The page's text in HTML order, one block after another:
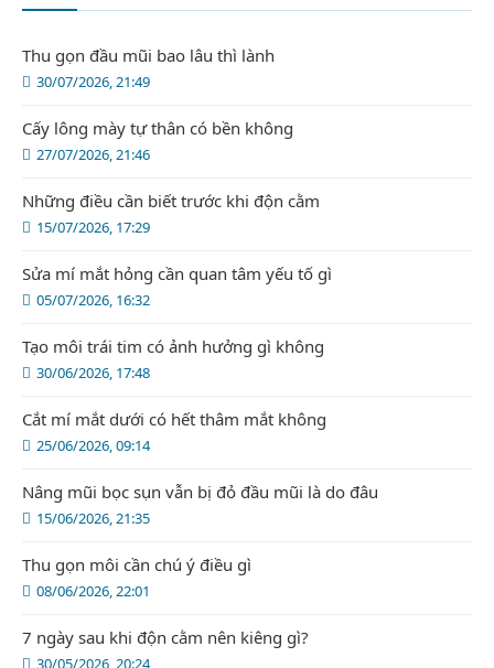
30/07/2026, 21:49
Thu gọn đầu mũi bao lâu thì lành
27/07/2026, 21:46
Cấy lông mày tự thân có bền không
15/07/2026, 17:29
Những điều cần biết trước khi độn cằm
05/07/2026, 16:32
Sửa mí mắt hỏng cần quan tâm yếu tố gì
30/06/2026, 17:48
Tạo môi trái tim có ảnh hưởng gì không
25/06/2026, 09:14
Cắt mí mắt dưới có hết thâm mắt không
15/06/2026, 21:35
Nâng mũi bọc sụn vẫn bị đỏ đầu mũi là do đâu
08/06/2026, 22:01
Thu gọn môi cần chú ý điều gì
30/05/2026, 20:24
7 ngày sau khi độn cằm nên kiêng gì?